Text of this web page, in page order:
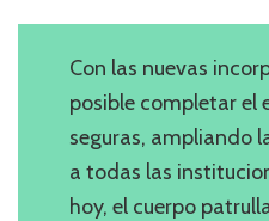
Con las nuevas
posible completar el
seguras, ampliando
a todas las
hoy, el cuerpo